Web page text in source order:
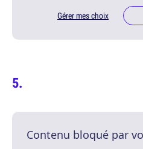
Gérer mes choix
Contenu bloqué par